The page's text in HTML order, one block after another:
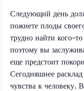
Следующий день
пожнете плоды
трудно найти кого-
поэтому вы
еще предстоит
Сегодняшнее
чувства к человеку.